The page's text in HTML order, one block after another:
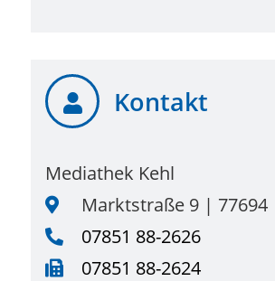
Kontakt
Mediathek Kehl
Marktstraße 9
77694
07851 88-2626
07851 88-2624